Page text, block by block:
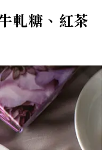
軋糖、紅茶